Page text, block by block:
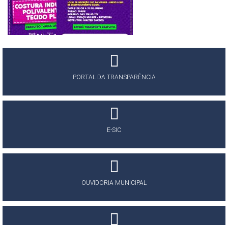
PORTAL DA TRANSPARÊNCIA
E-SIC
OUVIDORIA MUNICIPAL